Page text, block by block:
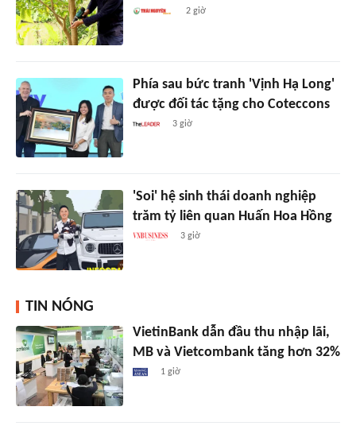
2 giờ
Phía sau bức tranh 'Vịnh Hạ Long'
được đối tác tặng cho Coteccons
3 giờ
'Soi' hệ sinh thái doanh nghiệp
trăm tỷ liên quan Huấn Hoa Hồng
3 giờ
TIN NÓNG
VietinBank dẫn đầu thu nhập lãi,
MB và Vietcombank tăng hơn 32%
1 giờ